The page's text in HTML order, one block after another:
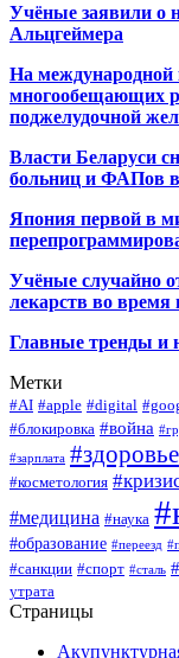
Учёные заявили о
Альцгеймера
На международной
многообещающих
поджелудочной
Власти Беларуси
больниц и ФАПов в
Япония первой в
Учёные случайно
лекарств во время
Главные тренды и
Метки
#AI #apple #digital
#блокировка #война
#зарплата #здоровье
#косметология
#медицина #наука
#образование #переезд
#санкции #спорт #сталь
утрата
Страницы